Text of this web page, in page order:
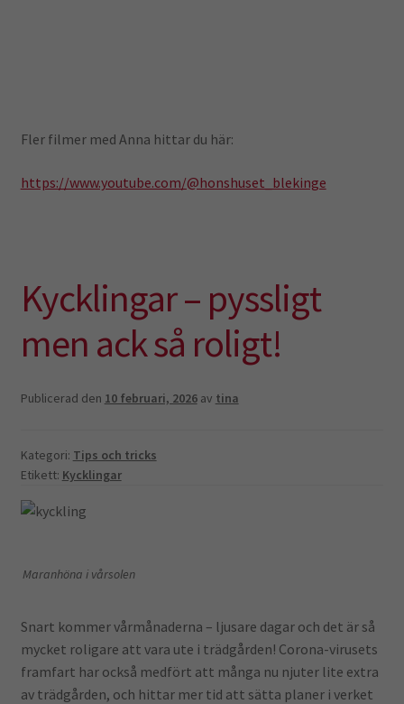
Fler filmer med Anna hittar du här:
https://www.youtube.com/@honshuset_blekinge
Kycklingar – pyssligt
men ack så roligt!
Publicerad den 10 februari, 2026 av tina
Kategori: Tips och tricks
Etikett: Kycklingar
Maranhöna i vårsolen
Snart kommer vårmånaderna – ljusare dagar och det är så
mycket roligare att vara ute i trädgården! Corona-virusets
framfart har också medfört att många nu njuter lite extra
av trädgården, och hittar mer tid att sätta planer i verket